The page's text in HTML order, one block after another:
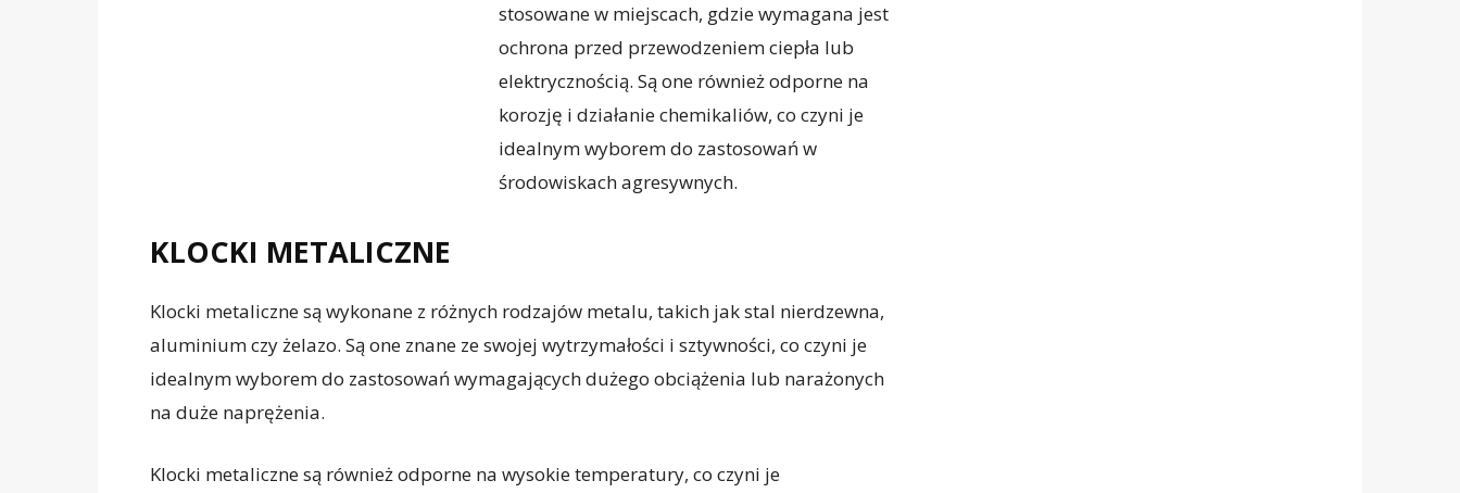
stosowane w miejscach, gdzie wymagana jest
ochrona przed przewodzeniem ciepła lub
elektrycznością. Są one również odporne na
korozję i działanie chemikaliów, co czyni je
idealnym wyborem do zastosowań w
środowiskach agresywnych.
KLOCKI METALICZNE
Klocki metaliczne są wykonane z różnych rodzajów metalu, takich jak stal nierdzewna,
aluminium czy żelazo. Są one znane ze swojej wytrzymałości i sztywności, co czyni je
idealnym wyborem do zastosowań wymagających dużego obciążenia lub narażonych
na duże naprężenia.
Klocki metaliczne są również odporne na wysokie temperatury, co czyni je